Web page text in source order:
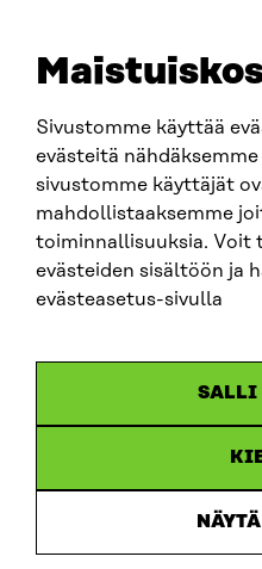
Sivustomme käyttää
evästeitä
sivustomme käyttäjät
mahdollistaaksemme
toiminnallisuuksia. Voit
evästeiden sisältöön ja
evästeasetus-sivulla
SITRA ON SOCIAL MEDIA
LinkedIn
Instagram
Accessibility statement